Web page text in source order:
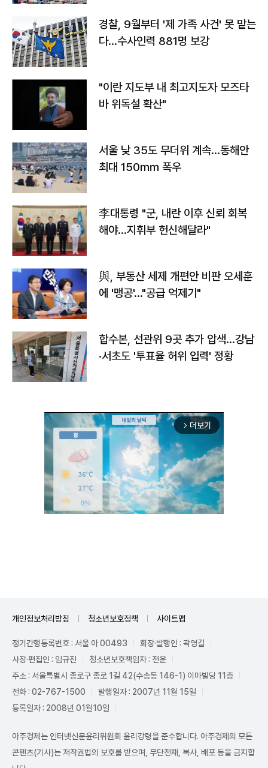
경찰, 9월부터 '제 가족 사건' 못 맡는
다…수사인력 881명 보강
"이란 지도부 내 최고지도자 모즈타
바 위독설 확산"
서울 낮 35도 무더위 계속…동해안
최대 150㎜ 폭우
李대통령 "군, 내란 이후 신뢰 회복
해야…지휘부 헌신해달라"
與, 부동산 세제 개편안 비판 오세훈
에 '맹공'…"공급 억제기"
합수본, 선관위 9곳 추가 압색…강남
·서초도 '투표율 허위 입력' 정황
arrow_forward_ios 더보기
개인정보처리방침 청소년보호정책 사이트맵
정기간행등록번호 : 서울 아 00493
회장·발행인 : 곽영길
사장·편집인 : 임규진
청소년보호책임자 : 전운
주소 : 서울특별시 종로구 종로 1길 42(수송동 146-1) 이마빌딩 11층
전화 : 02-767-1500
발행일자 : 2007년 11월 15일
등록일자 : 2008년 01월10일
아주경제는 인터넷신문윤리위원회 윤리강령을 준수합니다. 아주경제의 모든
콘텐츠(기사)는 저작권법의 보호를 받으며, 무단전재, 복사, 배포 등을 금지합